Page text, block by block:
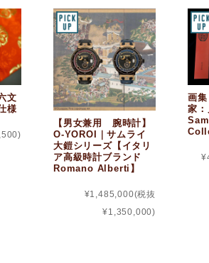
文
様
【男女兼用 腕時計】
O-YOROI｜サムライ
大鎧シリーズ【イタリ
ア高級時計ブランド
Romano Alberti】
¥1,485,000(税抜
¥1,350,000)
画
家